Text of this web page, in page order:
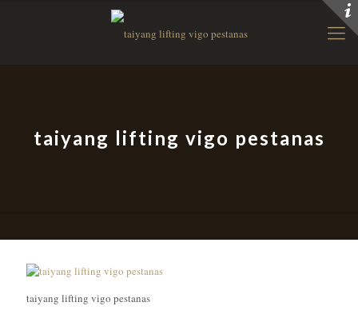
taiyang lifting vigo pestanas
taiyang lifting vigo pestanas